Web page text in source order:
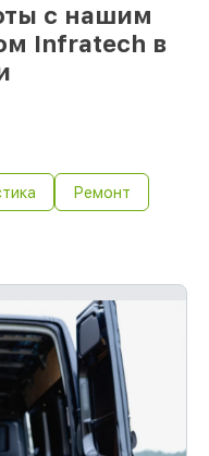
с нашим
Infratech в
Ремонт